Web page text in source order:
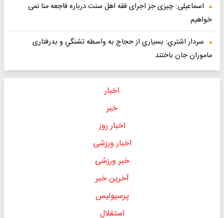
اسماعیلی: چیزی جز اجرای فقه اهل سنت درباره فاجعه منا نمی
خواهیم
سردار اشتري: بسياري از حجاج به واسطه تشنگي و بدرفتاری
ماموران جان باختند
اخبار
خبر
اخبار روز
اخبار ورزشی
خبر ورزشی
آخرین خبر
پرسپولیس
استقلال